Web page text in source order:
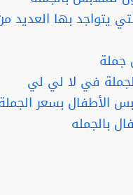
يتواجد بها العديد
جملة
في لا لي لي
الأطفال بسعر
بالجمله